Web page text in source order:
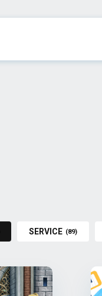
SERVICE (89)